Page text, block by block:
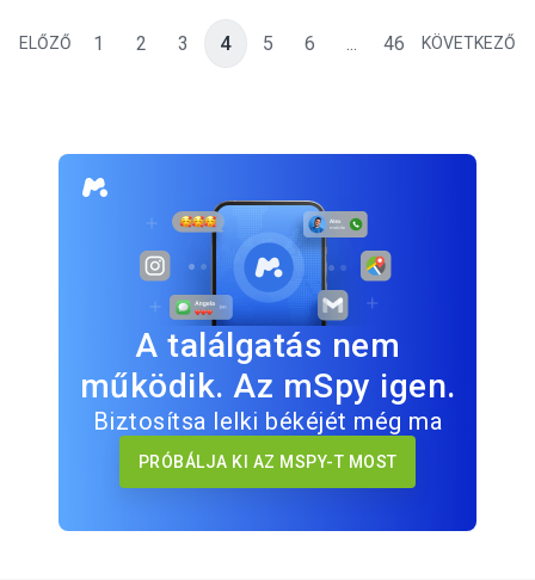
ELŐZŐ 1 2 3 4 5 6 ... 46 KÖVETKEZŐ
A találgatás nem
működik. Az mSpy igen.
Biztosítsa lelki békéjét még ma
PRÓBÁLJA KI AZ MSPY-T MOST